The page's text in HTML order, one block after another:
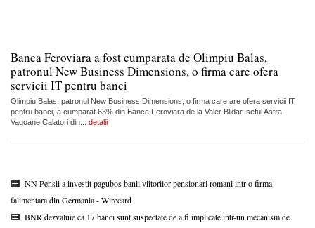
Banca Feroviara a fost cumparata de Olimpiu Balas,
patronul New Business Dimensions, o firma care ofera
servicii IT pentru banci
Olimpiu Balas, patronul New Business Dimensions, o firma care are ofera servicii IT
pentru banci, a cumparat 63% din Banca Feroviara de la Valer Blidar, seful Astra
Vagoane Calatori din... detalii
NN Pensii a investit pagubos banii viitorilor pensionari romani intr-o firma
falimentara din Germania - Wirecard
BNR dezvaluie ca 17 banci sunt suspectate de a fi implicate intr-un mecanism de